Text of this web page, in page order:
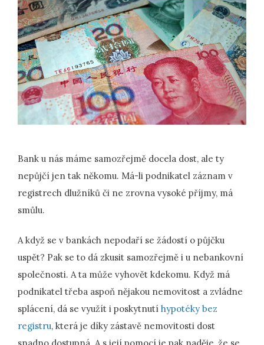
Bank u nás máme samozřejmě docela dost, ale ty
nepůjčí jen tak někomu. Má-li podnikatel záznam v
registrech dlužníků či ne zrovna vysoké příjmy, má
smůlu.
A když se v bankách nepodaří se žádostí o půjčku
uspět? Pak se to dá zkusit samozřejmě i u nebankovní
společnosti. A ta může vyhovět kdekomu. Když má
podnikatel třeba aspoň nějakou nemovitost a zvládne
splácení, dá se využít i poskytnutí hypotéky bez
registru, která je díky zástavě nemovitosti dost